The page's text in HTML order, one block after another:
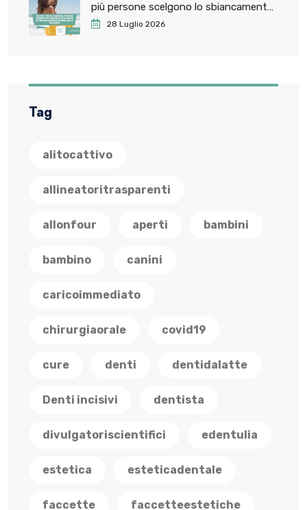
più persone scelgono lo sbiancamento
dentale prima delle vacanze
28 Luglio 2026
Tag
alitocattivo
allineatoritrasparenti
allonfour aperti bambini
bambino canini
caricoimmediato
chirurgiaorale covid19
cure denti dentidalatte
Denti incisivi dentista
divulgatoriscientifici edentulia
estetica esteticadentale
faccette faccetteestetiche